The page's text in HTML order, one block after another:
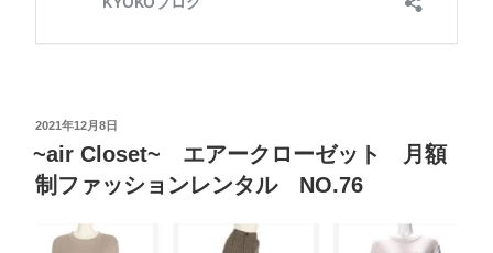
2021年12月8日
~air Closet~ エアークローゼット 月額
制ファッションレンタル NO.76